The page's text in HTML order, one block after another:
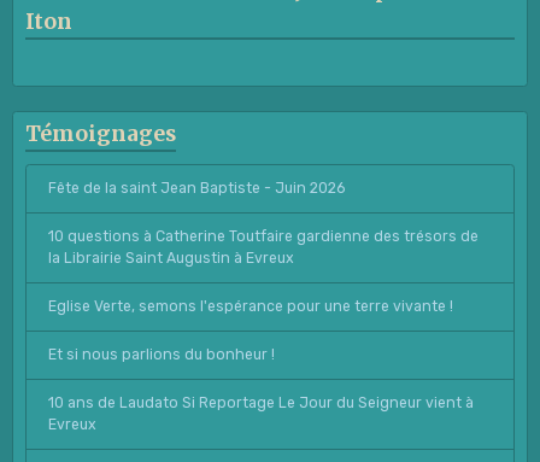
Iton
Témoignages
Fête de la saint Jean Baptiste - Juin 2026
10 questions à Catherine Toutfaire gardienne des trésors de
la Librairie Saint Augustin à Evreux
Eglise Verte, semons l'espérance pour une terre vivante !
Et si nous parlions du bonheur !
10 ans de Laudato Si Reportage Le Jour du Seigneur vient à
Evreux